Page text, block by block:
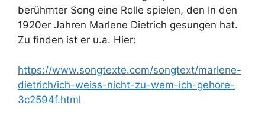
berühmter Song eine Rolle spielen, den In den
1920er Jahren Marlene Dietrich gesungen hat.
Zu finden ist er u.a. Hier:
https://www.songtexte.com/songtext/marlene-
dietrich/ich-weiss-nicht-zu-wem-ich-gehore-
3c2594f.html